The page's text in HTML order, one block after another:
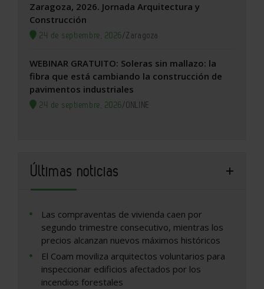
Zaragoza, 2026. Jornada Arquitectura y
Construcción
24 de septiembre, 2026/Zaragoza
WEBINAR GRATUITO: Soleras sin mallazo: la
fibra que está cambiando la construcción de
pavimentos industriales
24 de septiembre, 2026/ONLINE
Últimas noticias
Las compraventas de vivienda caen por
segundo trimestre consecutivo, mientras los
precios alcanzan nuevos máximos históricos
El Coam moviliza arquitectos voluntarios para
inspeccionar edificios afectados por los
incendios forestales